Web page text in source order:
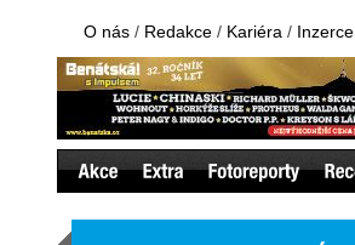
O nás / Redakce / Kariéra / Inzerce